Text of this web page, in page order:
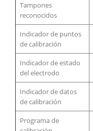
Tampones
reconocidos
Indicador de puntos
de calibración
Indicador de estado
del electrodo
Indicador de datos
de calibración
Programa de